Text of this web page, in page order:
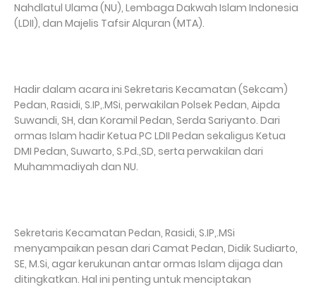
Nahdlatul Ulama (NU), Lembaga Dakwah Islam Indonesia
(LDII), dan Majelis Tafsir Alquran (MTA).
Hadir dalam acara ini Sekretaris Kecamatan (Sekcam)
Pedan, Rasidi, S.IP,.MSi, perwakilan Polsek Pedan, Aipda
Suwandi, SH, dan Koramil Pedan, Serda Sariyanto. Dari
ormas Islam hadir Ketua PC LDII Pedan sekaligus Ketua
DMI Pedan, Suwarto, S.Pd.,SD, serta perwakilan dari
Muhammadiyah dan NU.
Sekretaris Kecamatan Pedan, Rasidi, S.IP,.MSi
menyampaikan pesan dari Camat Pedan, Didik Sudiarto,
SE, M.Si, agar kerukunan antar ormas Islam dijaga dan
ditingkatkan. Hal ini penting untuk menciptakan